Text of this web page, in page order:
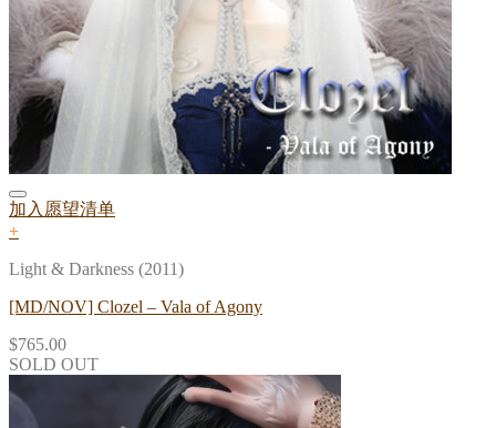
加入愿望清单
+
Light & Darkness (2011)
[MD/NOV] Clozel – Vala of Agony
$765.00
SOLD OUT